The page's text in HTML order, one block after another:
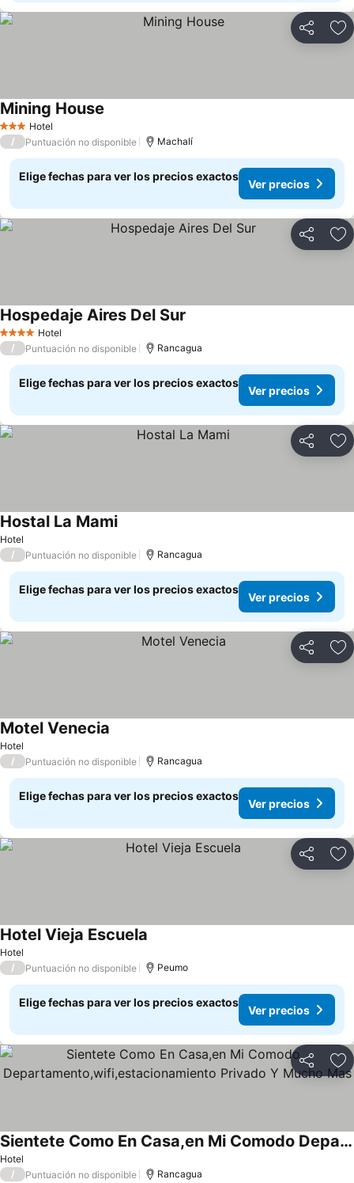
Compartir
3 Estrellas
Hotel
Mining House
/ Puntuación no disponible Machalí
Elige fechas para ver los precios exactos
Ver precios
Compartir
4 EstrellasHotel
Hospedaje Aires Del Sur
/ Puntuación no disponible Rancagua
Elige fechas para ver los precios exactos
Ver precios
Compartir
Hotel
Hostal La Mami
/ Puntuación no disponible Rancagua
Elige fechas para ver los precios exactos
Ver precios
Compartir
Hotel
Motel Venecia
/ Puntuación no disponible Rancagua
Elige fechas para ver los precios exactos
Ver precios
Compartir
Hotel
Hotel Vieja Escuela
/ Puntuación no disponible Peumo
Elige fechas para ver los precios exactos
Ver precios
Compartir
Hotel
Sientete Como En Casa,en Mi Comodo Departamento,wifi,estacionamiento Privado Y Mucho Mas
/ Puntuación no disponible Rancagua